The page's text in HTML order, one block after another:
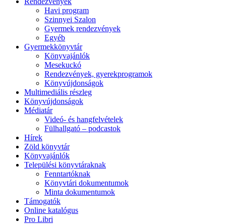
Havi program
Szinnyei Szalon
Gyermek rendezvények
Egyéb
Gyermekkönyvtár
Könyvajánlók
Mesekuckó
Rendezvények, gyerekprogramok
Könyvújdonságok
Multimediális részleg
Könyvújdonságok
Médiatár
Videó- és hangfelvételek
Fülhallgató – podcastok
Hírek
Zöld könyvtár
Könyvajánlók
Települési könyvtáraknak
Fenntartóknak
Könyvtári dokumentumok
Minta dokumentumok
Támogatók
Online katalógus
Pro Libri